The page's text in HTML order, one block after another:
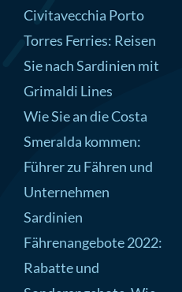
Civitavecchia Porto
Torres Ferries: Reisen
Sie nach Sardinien mit
Grimaldi Lines
Wie Sie an die Costa
Smeralda kommen:
Führer zu Fähren und
Unternehmen
Sardinien
Fährenangebote 2022:
Rabatte und